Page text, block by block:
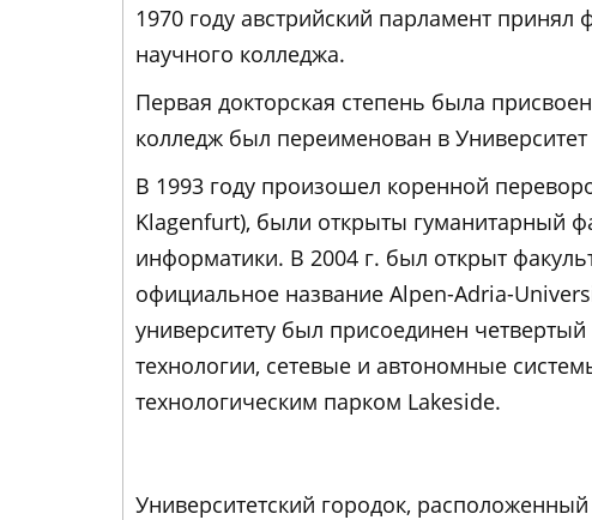
1970 году австрийский парламент
научного колледжа.
Первая докторская степень была
колледж был переименован в
В 1993 году произошел коренной
Klagenfurt), были открыты гуманитарный
информатики. В 2004 г. был открыт
официальное название Alpen-Adria-
университету был присоединен
технологии, сетевые и автономные
технологическим парком Lakeside.
Университетский городок,